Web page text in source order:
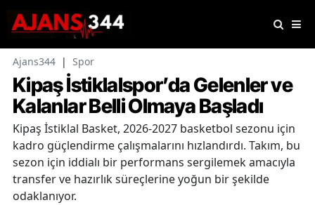
Ajans344 | Spor
Kipaş İstiklalspor’da Gelenler ve
Kalanlar Belli Olmaya Başladı
Kipaş İstiklal Basket, 2026-2027 basketbol sezonu için
kadro güçlendirme çalışmalarını hızlandırdı. Takım, bu
sezon için iddialı bir performans sergilemek amacıyla
transfer ve hazırlık süreçlerine yoğun bir şekilde
odaklanıyor.